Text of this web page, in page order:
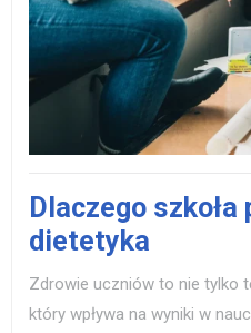
Dlaczego
dietetyka
Zdrowie uczniów to nie tylko
który wpływa na wyniki w